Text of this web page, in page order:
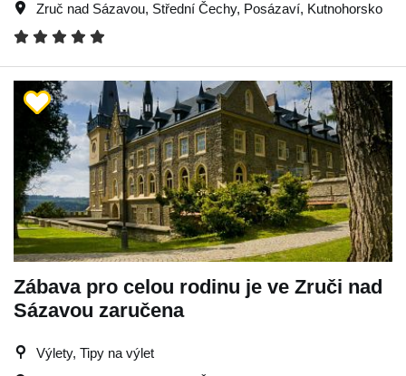
Zruč nad Sázavou, Střední Čechy, Posázaví, Kutnohorsko
Zábava pro celou rodinu je ve Zruči nad
Sázavou zaručena
Výlety, Tipy na výlet